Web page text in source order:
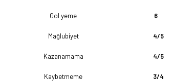
Gol yeme 6
Mağlubiyet 4/5
Kazanamama 4/5
Kaybetmeme 3/4